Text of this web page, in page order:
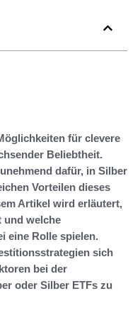
für clevere
Beliebtheit.
dafür, in Silber
Vorteilen dieses
Artikel wird erläutert,
und welche
eine Rolle spielen.
sich
bei der
oder Silber ETFs zu